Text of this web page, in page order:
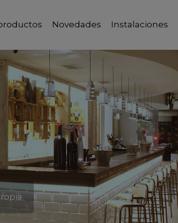
Novedades Instalaciones